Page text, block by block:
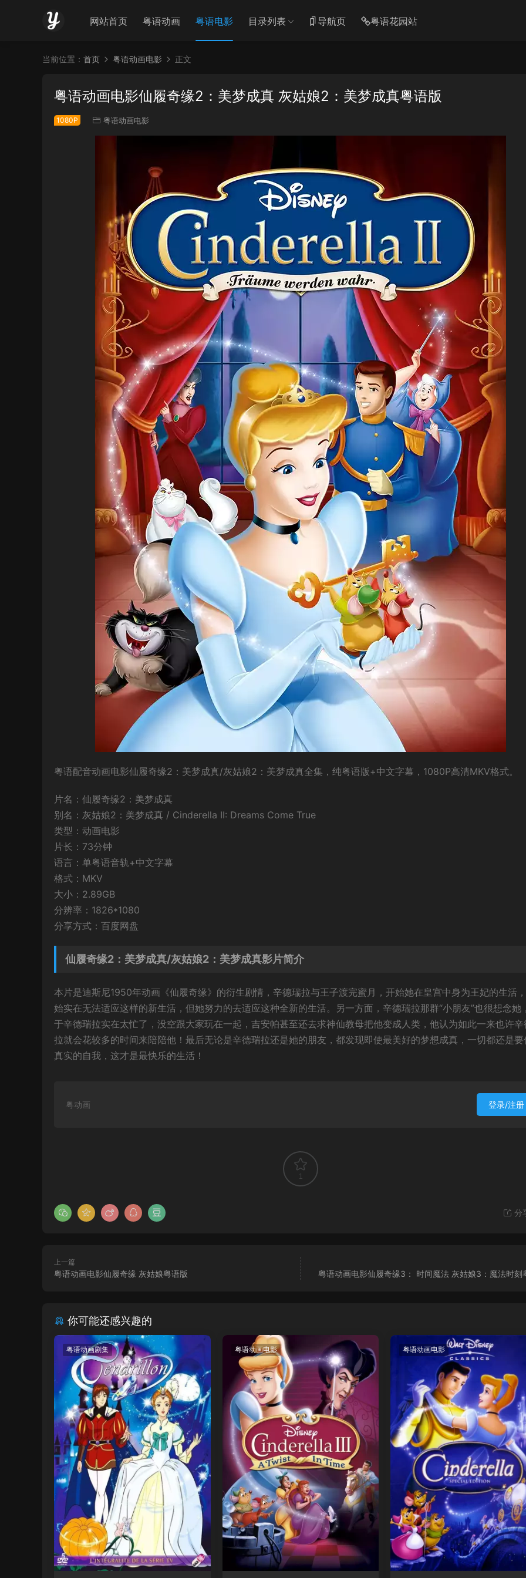
网站首页 粤语动画 粤语电影 目录列表 导航页 粤语花园站
当前位置： 首页 粤语动画电影 正文
粤语动画电影仙履奇缘2：美梦成真 灰姑娘2：美梦成真粤语版
1080P 粤语动画电影
粤语配音动画电影仙履奇缘2：美梦成真/灰姑娘2：美梦成真全集，纯粤语版+中文字幕，1080P高清MKV格式。
片名：仙履奇缘2：美梦成真
别名：灰姑娘2：美梦成真 / Cinderella II: Dreams Come True
类型：动画电影
片长：73分钟
语言：单粤语音轨+中文字幕
格式：MKV
大小：2.89GB
分辨率：1826*1080
分享方式：百度网盘
仙履奇缘2：美梦成真/灰姑娘2：美梦成真影片简介
本片是迪斯尼1950年动画《仙履奇缘》的衍生剧情，辛德瑞拉与王子渡完蜜月，开始她在皇宫中身为王妃的生活
始实在无法适应这样的新生活，但她努力的去适应这种全新的生活。另一方面，辛德瑞拉那群“小朋友”也很想念她
于辛德瑞拉实在太忙了，没空跟大家玩在一起，吉安帕甚至还去求神仙教母把他变成人类，他认为如此一来也许辛
拉就会花较多的时间来陪陪他！最后无论是辛德瑞拉还是她的朋友，都发现即使最美好的梦想成真，一切都还是要
真实的自我，这才是最快乐的生活！
粤动画 登录/注册
1
分
上一篇
粤语动画电影仙履奇缘 灰姑娘粤语版 粤语动画电影仙履奇缘3： 时间魔法 灰姑娘3：魔法时刻
你可能还感兴趣的
粤语动画剧集 粤语动画电影 粤语动画电影